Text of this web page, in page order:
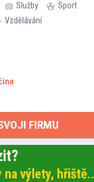
Služby
Sport
Vzdělávání
FIRMU
na výlety, hřiště..